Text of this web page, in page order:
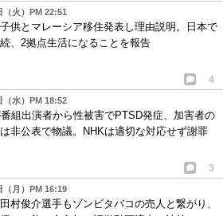
（火）PM 22:51
供とマレーシア移住発表し理由説明。日本で
、2拠点生活になることを報告
4
（水）PM 18:52
組出演者から性被害でPTSD発症、加害者の
非公表で物議。NHKは適切な対応せず謝罪
3
（月）PM 16:19
村俊介選手もゾンビタバコの売人と繋がり、